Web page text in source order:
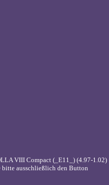
VIII Compact (_E11_) (4.97-1.02)
bitte ausschließlich den Button